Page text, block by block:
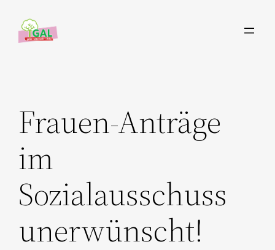
Inhalt
springen
Frauen-Anträge
im
Sozialausschuss
unerwünscht!